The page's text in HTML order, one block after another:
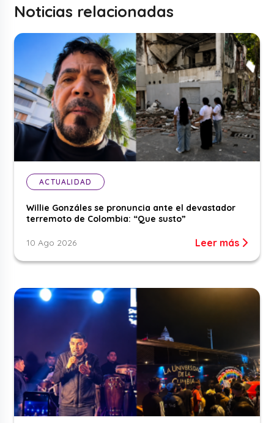
Noticias relacionadas
ACTUALIDAD
Willie Gonzáles se pronuncia ante el devastador
terremoto de Colombia: “Que susto”
10 Ago 2026 Leer más